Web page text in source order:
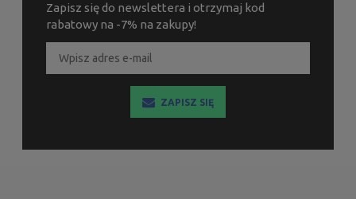
Zapisz się do newslettera i otrzymaj kod
rabatowy na -7% na zakupy!
ZAPISZ SIĘ